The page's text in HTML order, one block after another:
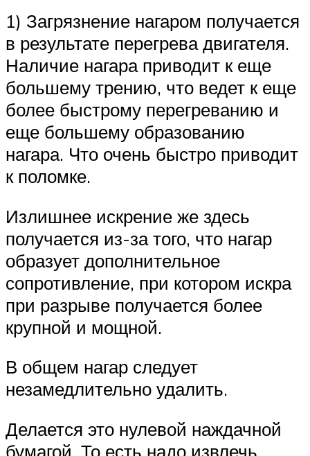
1) Загрязнение нагаром получается
в результате перегрева двигателя.
Наличие нагара приводит к еще
большему трению, что ведет к еще
более быстрому перегреванию и
еще большему образованию
нагара. Что очень быстро приводит
к поломке.
Излишнее искрение же здесь
получается из-за того, что нагар
образует дополнительное
сопротивление, при котором искра
при разрыве получается более
крупной и мощной.
В общем нагар следует
незамедлительно удалить.
Делается это нулевой наждачной
бумагой. То есть надо извлечь